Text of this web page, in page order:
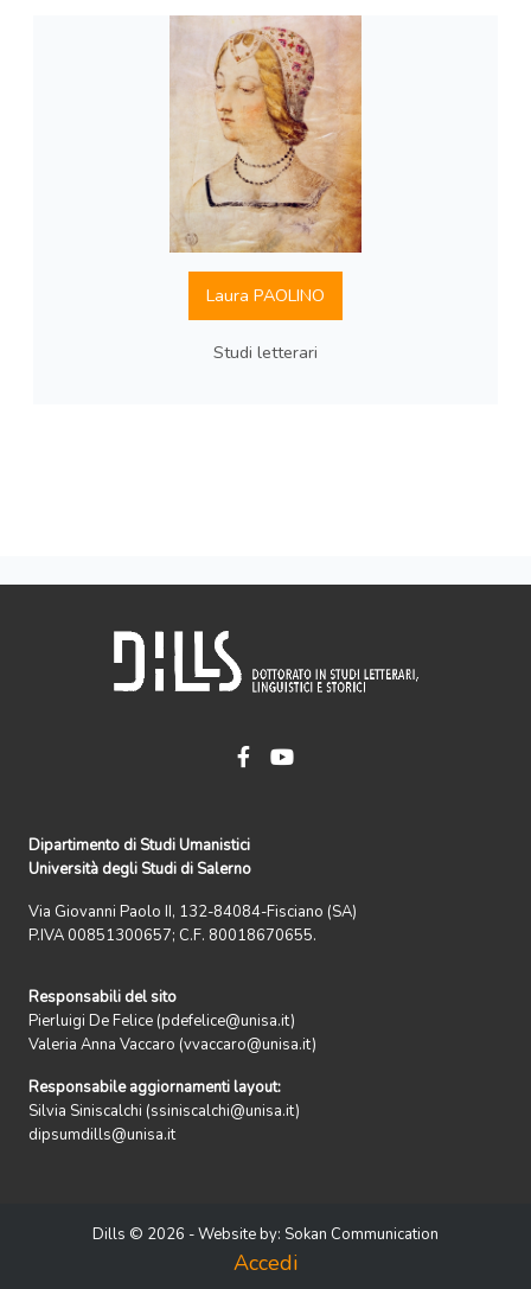
Laura PAOLINO
Studi letterari
Dipartimento di Studi Umanistici
Università degli Studi di Salerno
Via Giovanni Paolo II, 132-84084-Fisciano (SA)
P.IVA 00851300657; C.F. 80018670655.
Responsabili del sito
Pierluigi De Felice (pdefelice@unisa.it)
Valeria Anna Vaccaro (vvaccaro@unisa.it)
Responsabile aggiornamenti layout:
Silvia Siniscalchi (ssiniscalchi@unisa.it)
dipsumdills@unisa.it
Dills © 2026 - Website by: Sokan Communication
Accedi